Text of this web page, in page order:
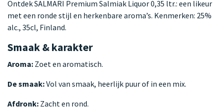
Ontdek SALMARI Premium Salmiak Liquor 0,35 ltr.: een likeur
met een ronde stijl en herkenbare aroma’s. Kenmerken: 25%
alc., 35cl, Finland.
Smaak & karakter
Aroma: Zoet en aromatisch.
De smaak:Vol van smaak, heerlijk puur of in een mix.
Afdronk: Zacht en rond.